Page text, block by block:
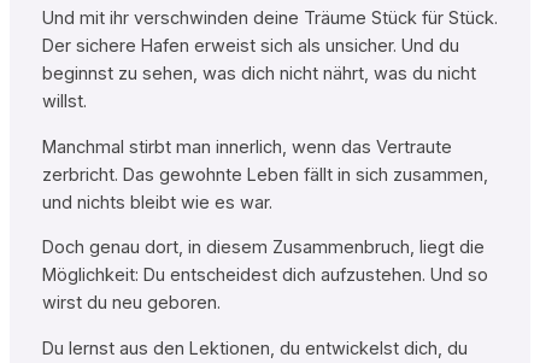
Und mit ihr verschwinden deine Träume Stück für Stück.
Der sichere Hafen erweist sich als unsicher. Und du
beginnst zu sehen, was dich nicht nährt, was du nicht
willst.
Manchmal stirbt man innerlich, wenn das Vertraute
zerbricht. Das gewohnte Leben fällt in sich zusammen,
und nichts bleibt wie es war.
Doch genau dort, in diesem Zusammenbruch, liegt die
Möglichkeit: Du entscheidest dich aufzustehen. Und so
wirst du neu geboren.
Du lernst aus den Lektionen, du entwickelst dich, du